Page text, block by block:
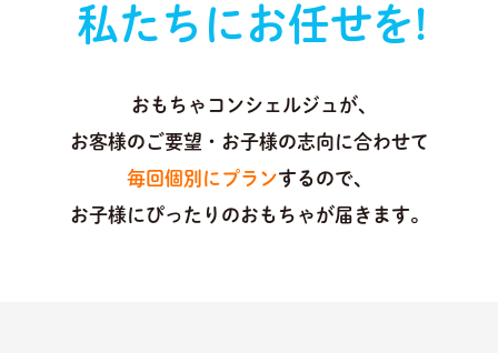
私たちにお任せを!
おもちゃコンシェルジュが､
お客様のご要望・お子様の志向に合わせて
毎回個別にプランするので、
お子様にぴったりのおもちゃが届きます。